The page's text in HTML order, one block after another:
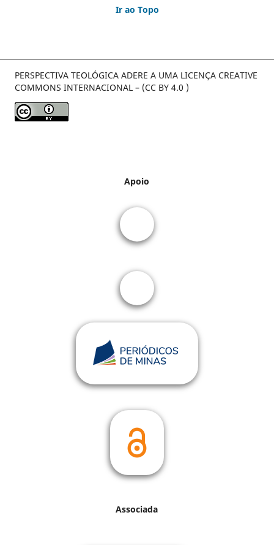
Ir ao Topo
PERSPECTIVA TEOLÓGICA ADERE A UMA LICENÇA CREATIVE
COMMONS INTERNACIONAL – (CC BY 4.0 )
Apoio
Associada